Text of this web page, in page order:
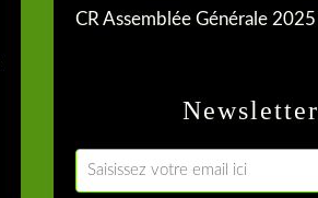
Newsletter
CR Assemblée Générale 2025